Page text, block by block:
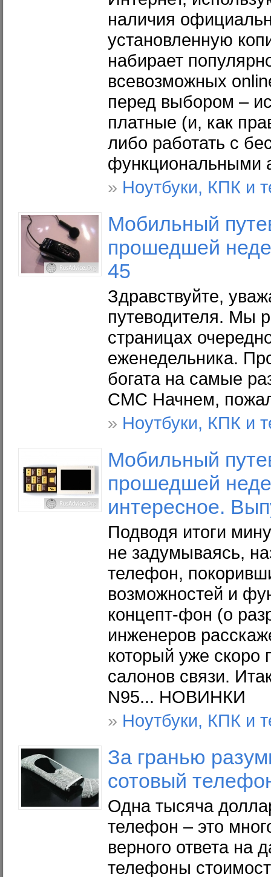
наличия
установленную
набирает
всевозможных
перед выбором –
платные (и, как
либо работать с
функциональными
» Ноутбуки, КПК и
Мобильный
прошедшей
45
Здравствуйте,
путеводителя. Мы
страницах
еженедельника.
богата на самые
СМС Начнем,
» Ноутбуки, КПК и
Мобильный
прошедшей
интересное.
Подводя итоги
не задумываясь,
телефон,
возможностей и
концепт-фон (о
инженеров
который уже скоро
салонов связи.
N95... НОВИНКИ
» Ноутбуки, КПК и
За гранью
сотовый
Одна тысяча
телефон – это
верного ответа на
телефоны